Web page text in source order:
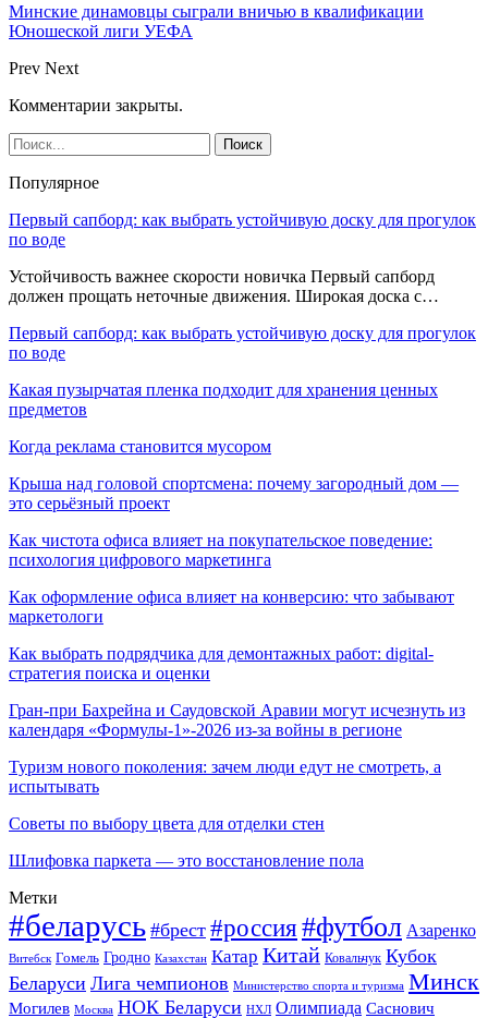
Минские динамовцы сыграли вничью в квалификации
Юношеской лиги УЕФА
Prev Next
Комментарии закрыты.
Популярное
Первый сапборд: как выбрать устойчивую доску для прогулок
по воде
Устойчивость важнее скорости новичка Первый сапборд
должен прощать неточные движения. Широкая доска с…
Первый сапборд: как выбрать устойчивую доску для прогулок
по воде
Какая пузырчатая пленка подходит для хранения ценных
предметов
Когда реклама становится мусором
Крыша над головой спортсмена: почему загородный дом —
это серьёзный проект
Как чистота офиса влияет на покупательское поведение:
психология цифрового маркетинга
Как оформление офиса влияет на конверсию: что забывают
маркетологи
Как выбрать подрядчика для демонтажных работ: digital-
стратегия поиска и оценки
Гран-при Бахрейна и Саудовской Аравии могут исчезнуть из
календаря «Формулы-1»-2026 из-за войны в регионе
Туризм нового поколения: зачем люди едут не смотреть, а
испытывать
Советы по выбору цвета для отделки стен
Шлифовка паркета — это восстановление пола
Метки
#беларусь #брест #россия#футбол Азаренко
Витебск Гомель Гродно Казахстан Катар Китай Ковальчук Кубок
Беларуси Лига чемпионов Министерство спорта и туризма Минск
Могилев Москва НОК Беларуси НХЛ Олимпиада Саснович